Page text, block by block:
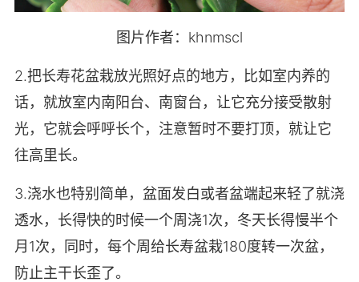
图片作者：khnmscl
2.把长寿花盆栽放光照好点的地方，比如室内养的
话，就放室内南阳台、南窗台，让它充分接受散射
光，它就会呼呼长个，注意暂时不要打顶，就让它
往高里长。
3.浇水也特别简单，盆面发白或者盆端起来轻了就浇
透水，长得快的时候一个周浇1次，冬天长得慢半个
月1次，同时，每个周给长寿盆栽180度转一次盆，
防止主干长歪了。